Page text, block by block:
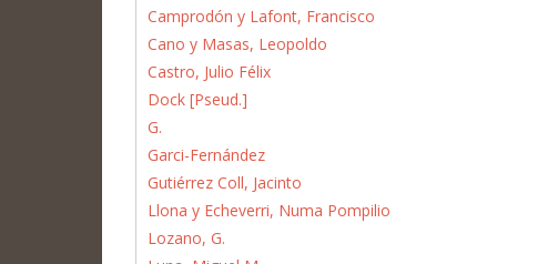
Camprodón y Lafont, Francisco
Cano y Masas, Leopoldo
Castro, Julio Félix
Dock [Pseud.]
G.
Garci-Fernández
Gutiérrez Coll, Jacinto
Llona y Echeverri, Numa Pompilio
Lozano, G.